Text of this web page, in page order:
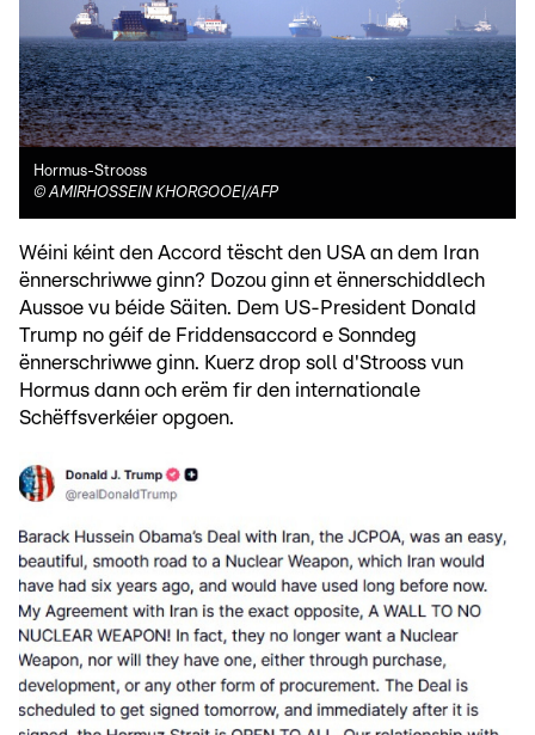
Hormus-Strooss
©AMIRHOSSEIN KHORGOOEI/AFP
Wéini kéint den Accord tëscht den USA an dem Iran
ënnerschriwwe ginn? Dozou ginn et ënnerschiddlech
Aussoe vu béide Säiten. Dem US-President Donald
Trump no géif de Friddensaccord e Sonndeg
ënnerschriwwe ginn. Kuerz drop soll d'Strooss vun
Hormus dann och erëm fir den internationale
Schëffsverkéier opgoen.